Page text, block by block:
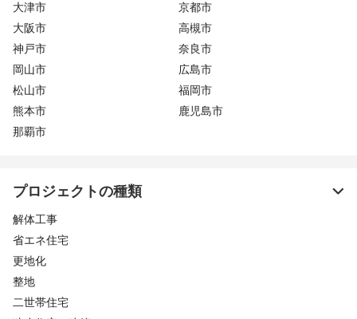
大津市
京都市
大阪市
高槻市
神戸市
奈良市
岡山市
広島市
松山市
福岡市
熊本市
鹿児島市
那覇市
プロジェクトの種類
解体工事
省エネ住宅
更地化
整地
二世帯住宅